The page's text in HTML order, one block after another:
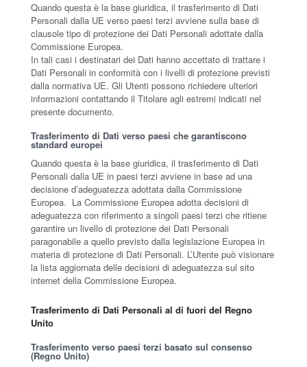
Quando questa è la base giuridica, il trasferimento di Dati
Personali dalla UE verso paesi terzi avviene sulla base di
clausole tipo di protezione dei Dati Personali adottate dalla
Commissione Europea.
In tali casi i destinatari dei Dati hanno accettato di trattare i
Dati Personali in conformità con i livelli di protezione previsti
dalla normativa UE. Gli Utenti possono richiedere ulteriori
informazioni contattando il Titolare agli estremi indicati nel
presente documento.
Trasferimento di Dati verso paesi che garantiscono
standard europei
Quando questa è la base giuridica, il trasferimento di Dati
Personali dalla UE in paesi terzi avviene in base ad una
decisione d’adeguatezza adottata dalla Commissione
Europea. La Commissione Europea adotta decisioni di
adeguatezza con riferimento a singoli paesi terzi che ritiene
garantire un livello di protezione dei Dati Personali
paragonabile a quello previsto dalla legislazione Europea in
materia di protezione di Dati Personali. L’Utente può visionare
la lista aggiornata delle decisioni di adeguatezza sul sito
internet della Commissione Europea.
Trasferimento di Dati Personali al di fuori del Regno
Unito
Trasferimento verso paesi terzi basato sul consenso
(Regno Unito)